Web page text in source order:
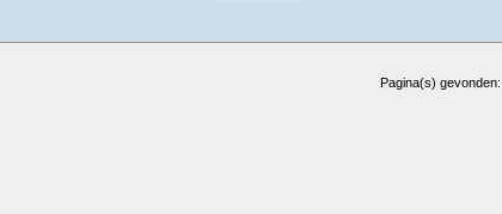
Pagina(s) gevonden: